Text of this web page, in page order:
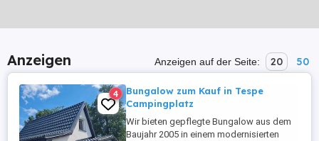
Anzeigen Anzeigen auf der Seite: 20 50
4
Bungalow zum Kauf in Tespe
Campingplatz
Wir bieten gepflegte Bungalow aus dem
Baujahr 2005 in einem modernisierten